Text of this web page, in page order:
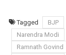
Tagged BJP
Narendra Modi
Ramnath Govind